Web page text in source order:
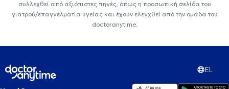
συλλεχθεί από αξιόπιστες πηγές, όπως η προσωπική σελίδα του
γιατρού/επαγγελματία υγείας και έχουν ελεγχθεί από την ομάδα του
doctoranytime.
EL